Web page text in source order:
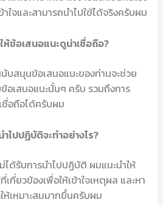
าใจและสามารถนำไปใช้ได้จริงครับผม
ห้ข้อเสนอแนะดูน่าเชื่อถือ?
สนุนข้อเสนอแนะของท่านจะช่วย
อเสนอแนะนั้นๆ ครับ รวมถึงการ
ชื่อถือได้ครับผม
ไปปฏิบัติจะทำอย่างไร?
ได้รับการนำไปปฏิบัติ ผมแนะนำให้
ยวข้องเพื่อให้เข้าใจเหตุผล และหา
ห้เหมาะสมมากขึ้นครับผม